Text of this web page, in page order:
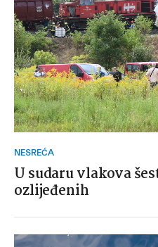
NESREĆA
U sudaru vlakova
ozlijeđenih